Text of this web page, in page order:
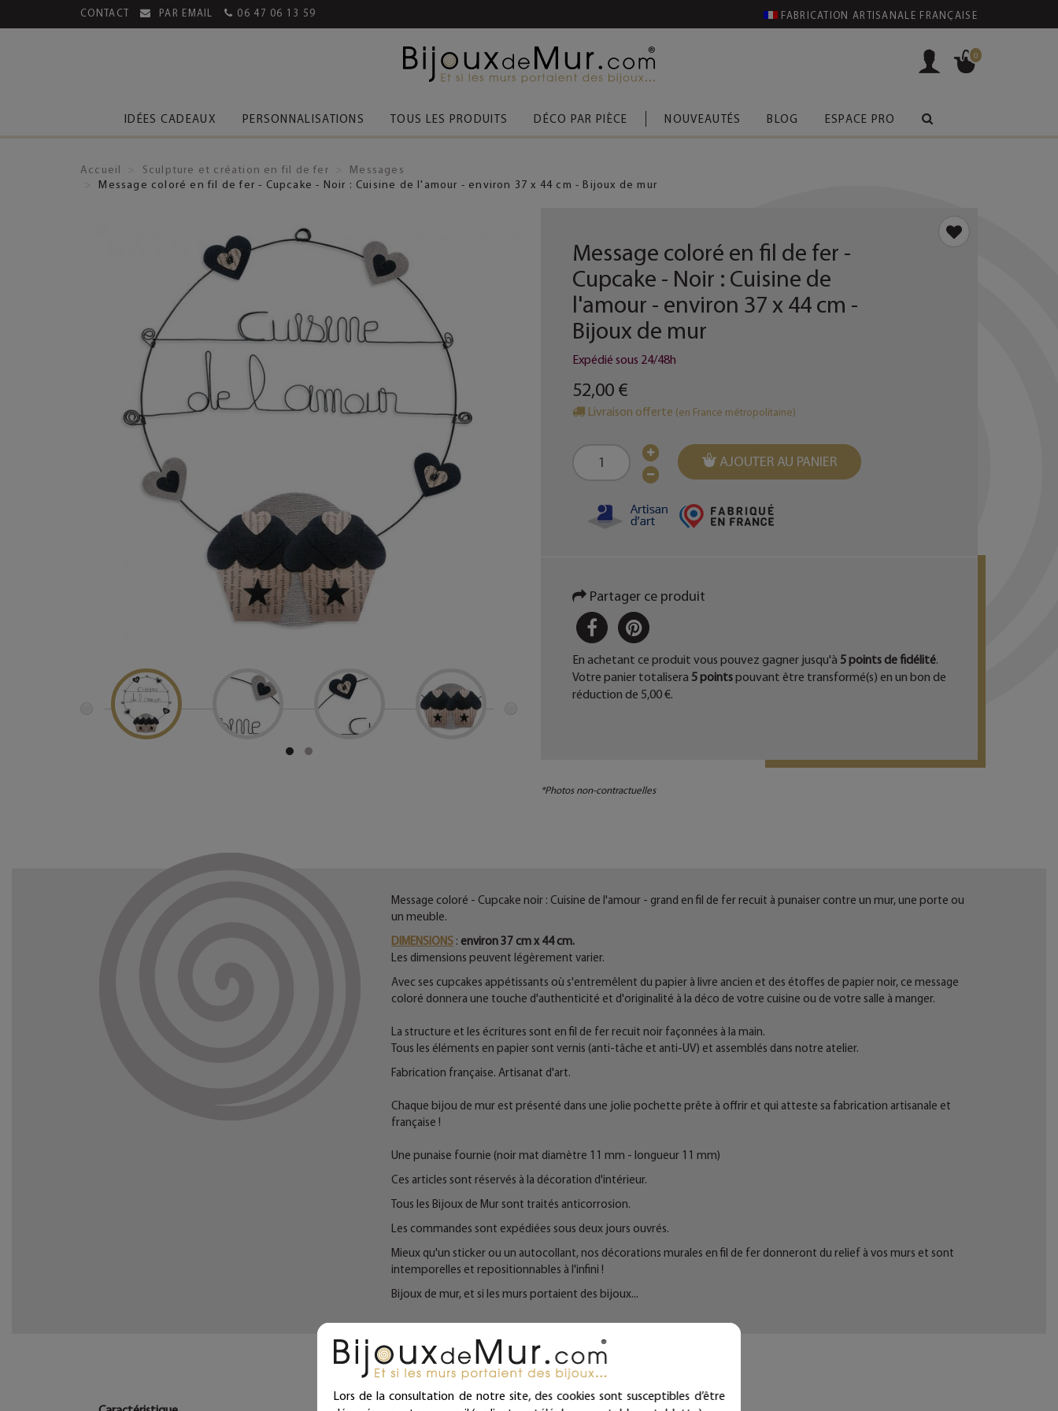
CONTACT PAR EMAIL 06 47 06 13 59
LIVRAISON OFFERTE DÈS 39€ D’ACHAT FABRICATION ARTISANALE FRANÇAISE
0
IDÉES CADEAUX PERSONNALISATIONS TOUS LES PRODUITS DÉCO PAR PIÈCE NOUVEAUTÉS BLOG ESPACE PRO
Accueil Sculpture et création en fil de fer
Messages
Message coloré en fil de fer - Cupcake - Noir : Cuisine de l'amour - environ 37 x 44 cm - Bijoux de mur
Message coloré en fil de fer -
Cupcake - Noir : Cuisine de
l'amour - environ 37 x 44 cm -
Bijoux de mur
Expédié sous 24/48h
52,00 €
Livraison offerte (en France métropolitaine)
AJOUTER AU PANIER
Partager ce produit
PARTAGERPINTEREST
En achetant ce produit vous pouvez gagner jusqu'à 5points de fidélité.
Votre panier totalisera 5pointspouvant être transformé(s) en un bon de
réduction de 5,00 €.
*Photos non-contractuelles
Message coloré - Cupcake noir : Cuisine de l'amour - grand en fil de fer recuit à punaiser contre un mur, une porte ou
un meuble.
DIMENSIONS: environ 37 cm x 44 cm.
Les dimensions peuvent légèrement varier.
Avec ses cupcakes appétissants où s'entremêlent du papier à livre ancien et des étoffes de papier noir, ce message
coloré donnera une touche d'authenticité et d'originalité à la déco de votre cuisine ou de votre salle à manger.
La structure et les écritures sont en fil de fer recuit noir façonnées à la main.
Tous les éléments en papier sont vernis (anti-tâche et anti-UV) et assemblés dans notre atelier.
Fabrication française. Artisanat d'art.
Chaque bijou de mur est présenté dans une jolie pochette prête à offrir et qui atteste sa fabrication artisanale et
française !
Une punaise fournie (noir mat diamètre 11 mm - longueur 11 mm)
Ces articles sont réservés à la décoration d'intérieur.
Tous les Bijoux de Mur sont traités anticorrosion.
Les commandes sont expédiées sous deux jours ouvrés.
Mieux qu'un sticker ou un autocollant, nos décorations murales en fil de fer donneront du relief à vos murs et sont
intemporelles et repositionnables à l'infini !
Bijoux de mur, et si les murs portaient des bijoux...
Fiche technique
Lors de la consultation de notre site, des cookies sont susceptibles d’être